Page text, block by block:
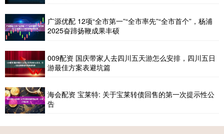
广源优配 12项“全市第一”“全市率先”“全市首个”，杨浦
2025奋蹄扬鞭成果丰硕
009配资 国庆带家人去四川五天游怎么安排，四川五日
游最佳方案表避坑篇
海会配资 宝莱特: 关于宝莱转债回售的第一次提示性公
告